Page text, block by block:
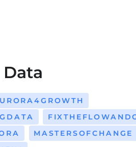
MASTERSOFCHANGE